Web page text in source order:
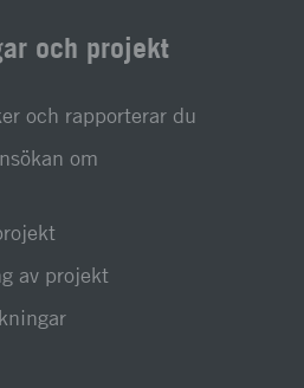
och projekt
och rapporterar du
om
av projekt